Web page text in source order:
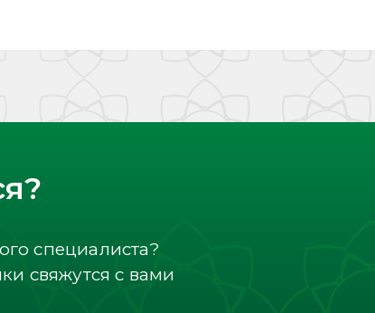
специалиста?
свяжутся с вами